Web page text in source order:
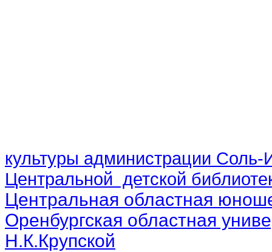
культуры администрации Соль-
Центральной детской
Центральная областная
Оренбургская областная
Н.К.Крупской